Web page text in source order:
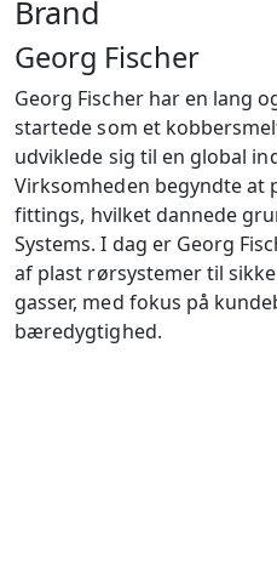
Brand
Georg Fischer
Georg Fischer har en lang
startede som et
udviklede sig til en global
Virksomheden begyndte at
fittings, hvilket dannede
Systems. I dag er Georg
af plast rørsystemer til
gasser, med fokus på
bæredygtighed.